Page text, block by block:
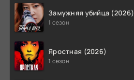
Замужняя убийца (2026)
1 сезон
Яростная (2026)
1 сезон